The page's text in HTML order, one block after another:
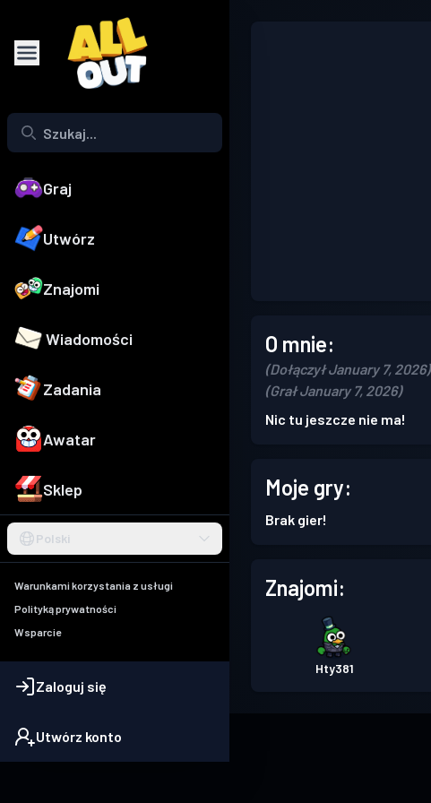
Graj
Utwórz
Znajomi
Wiadomości
Zadania
Awatar
Sklep
Polski
Warunkami korzystania z usługi
Polityką prywatności
Wsparcie
Zaloguj się
Utwórz konto
O mnie:
(Dołączył January 7, 2026)
(Grał January 7, 2026)
Nic tu jeszcze nie ma!
Moje gry:
Brak gier!
Znajomi:
Hty381